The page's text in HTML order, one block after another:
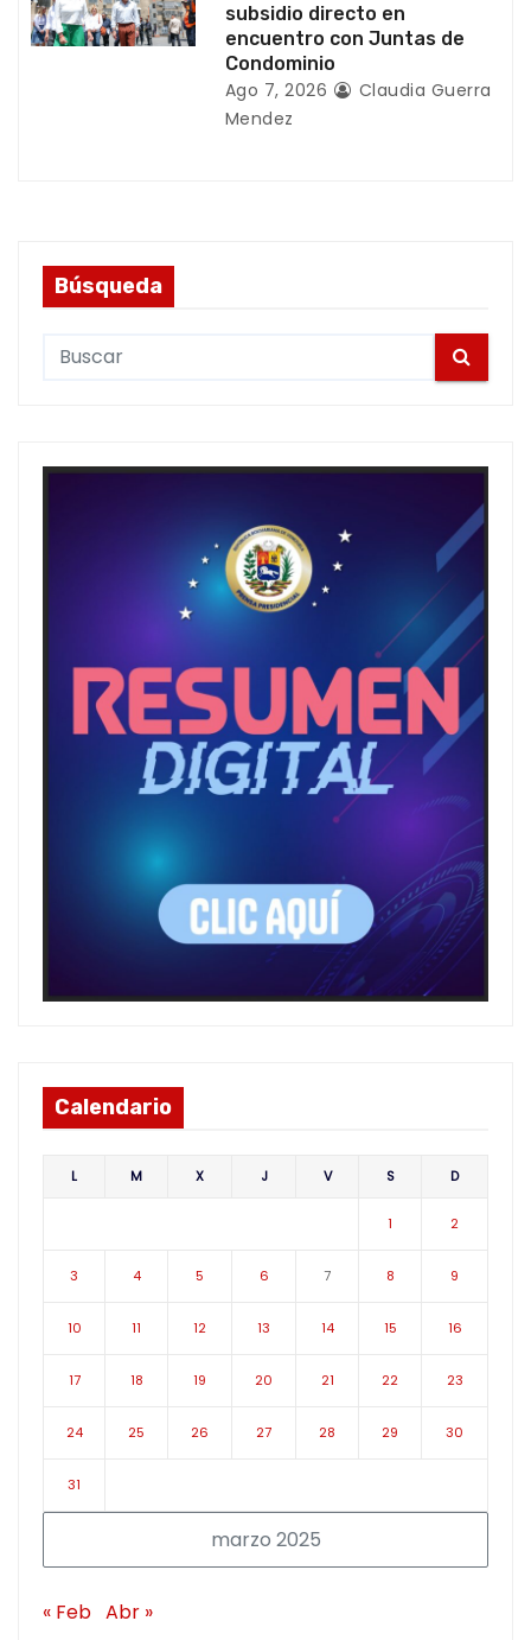
subsidio directo en
encuentro con Juntas de
Condominio
Ago 7, 2026
Claudia Guerra
Mendez
Búsqueda
c
Calendario
marzo 2025
L M X J V S D
1 2
3 4 5 6 7 8 9
10 11 12 13 14 15 16
17 18 19 20 21 22 23
24 25 26 27 28 29 30
31
« Feb Abr »